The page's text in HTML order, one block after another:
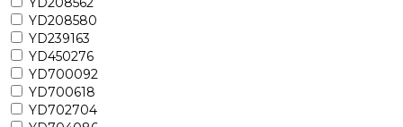
YD208580
YD239163
YD450276
YD700092
YD700618
YD702704